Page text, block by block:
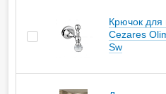
Крючок для
Cezares
Sw